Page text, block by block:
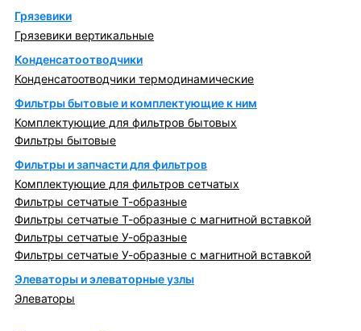
Грязевики
Грязевики вертикальные
Конденсатоотводчики
Конденсатоотводчики термодинамические
Фильтры бытовые и комплектующие к ним
Комплектующие для фильтров бытовых
Фильтры бытовые
Фильтры и запчасти для фильтров
Комплектующие для фильтров сетчатых
Фильтры сетчатые Т-образные
Фильтры сетчатые Т-образные с магнитной вставкой
Фильтры сетчатые У-образные
Фильтры сетчатые У-образные с магнитной вставкой
Элеваторы и элеваторные узлы
Элеваторы